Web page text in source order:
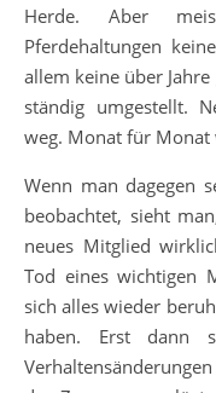
Herde. Aber
Pferdehaltungen
allem keine über
ständig umgestellt.
weg. Monat für Monat
Wenn man dagegen
beobachtet, sieht
neues Mitglied
Tod eines wichtigen
sich alles wieder
haben. Erst dann